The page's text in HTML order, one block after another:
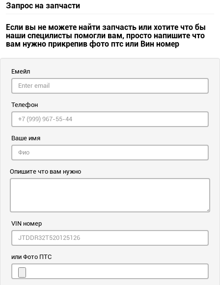
Запрос на запчасти
Если вы не можете найти запчасть или хотите что бы
наши специлисты помогли вам, просто напишите что
вам нужно прикрепив фото птс или Вин номер
Емейл
Телефон
Ваше имя
Опишите что вам нужно
VIN номер
или Фото ПТС